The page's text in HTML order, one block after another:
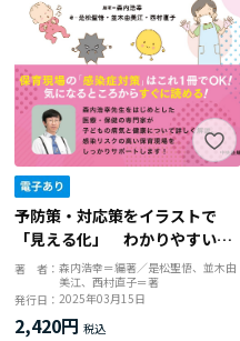
予防策・対応策をイラストで
「見える化」 わかりやすい保
育現場の感染症対策
著 者：森内浩幸＝編著／是松聖悟、並木由
美江、西村直子＝著
発行日：2025年03月15日
2,420円